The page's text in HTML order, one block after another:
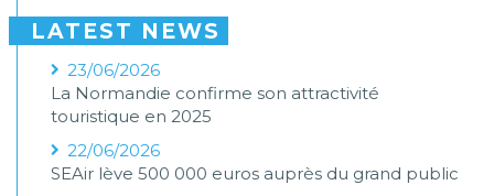
LATEST NEWS
23/06/2026
La Normandie confirme son attractivité
touristique en 2025
22/06/2026
SEAir lève 500 000 euros auprès du grand public